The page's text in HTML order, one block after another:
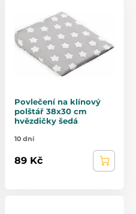
Povlečení na klínový
polštář 38x30 cm
hvězdičky šedá
10 dní
89 Kč